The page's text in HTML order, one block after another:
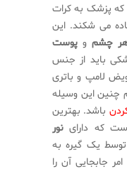
که پزشک به کرات
می شکند. این
چشم و پوست
باید از جنس
لامپ و باتری
چنین این وسیله
باشد. بهترین
که دارای نور
توسط یک گیره به
جابجایی آن را